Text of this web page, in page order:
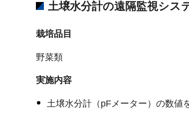
土壌水分計の遠隔監視シス
栽培品目
野菜類
実施内容
土壌水分計（pFメーター）の数値